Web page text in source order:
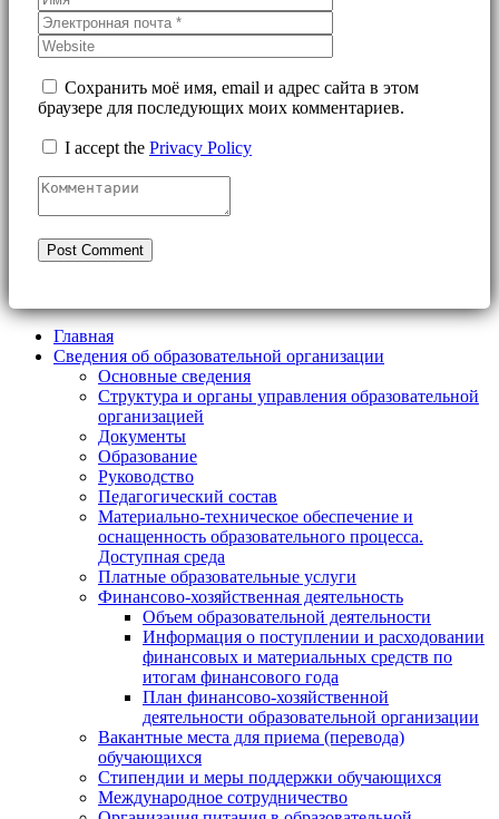
Сохранить моё имя, email и адрес сайта в этом
браузере для последующих моих комментариев.
I accept the Privacy Policy
Главная
Сведения об образовательной организации
Основные сведения
Структура и органы управления образовательной
организацией
Документы
Образование
Руководство
Педагогический состав
Материально-техническое обеспечение и
оснащенность образовательного процесса.
Доступная среда
Платные образовательные услуги
Финансово-хозяйственная деятельность
Объем образовательной деятельности
Информация о поступлении и расходовании
финансовых и материальных средств по
итогам финансового года
План финансово-хозяйственной
деятельности образовательной организации
Вакантные места для приема (перевода)
обучающихся
Стипендии и меры поддержки обучающихся
Международное сотрудничество